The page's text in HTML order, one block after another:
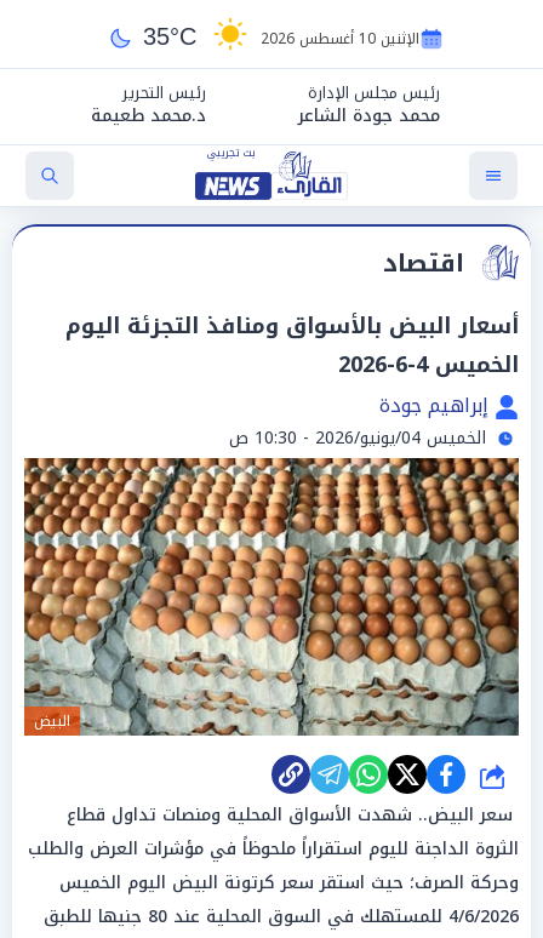
الإثنين 10 أغسطس 2026 35°C
رئيس مجلس الإدارة
محمد جودة الشاعر
رئيس التحرير
د.محمد طعيمة
اقتصاد
أسعار البيض بالأسواق ومنافذ التجزئة اليوم
الخميس 4-6-2026
إبراهيم جودة
الخميس 04/يونيو/2026 - 10:30 ص
البيض
شارك
سعر البيض.. شهدت الأسواق المحلية ومنصات تداول قطاع
الثروة الداجنة لليوم استقراراً ملحوظاً في مؤشرات العرض والطلب
وحركة الصرف؛ حيث استقر سعر كرتونة البيض اليوم الخميس
4/6/2026 للمستهلك في السوق المحلية عند 80 جنيها للطبق